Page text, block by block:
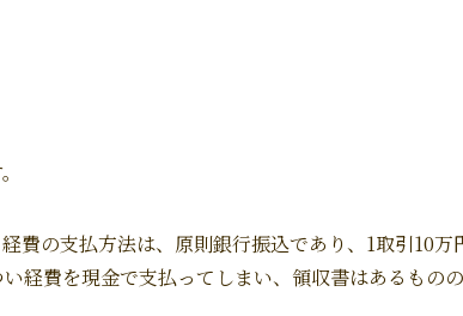
費の支払方法は、原則銀行振込であり、1取引10
経費を現金で支払ってしまい、領収書はあるもの